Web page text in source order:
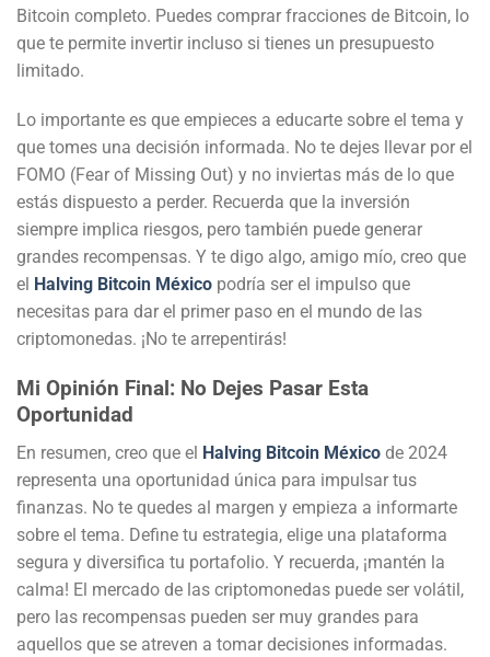
Bitcoin completo. Puedes comprar fracciones de Bitcoin, lo
que te permite invertir incluso si tienes un presupuesto
limitado.
Lo importante es que empieces a educarte sobre el tema y
que tomes una decisión informada. No te dejes llevar por el
FOMO (Fear of Missing Out) y no inviertas más de lo que
estás dispuesto a perder. Recuerda que la inversión
siempre implica riesgos, pero también puede generar
grandes recompensas. Y te digo algo, amigo mío, creo que
el Halving Bitcoin México podría ser el impulso que
necesitas para dar el primer paso en el mundo de las
criptomonedas. ¡No te arrepentirás!
Mi Opinión Final: No Dejes Pasar Esta
Oportunidad
En resumen, creo que el Halving Bitcoin México de 2024
representa una oportunidad única para impulsar tus
finanzas. No te quedes al margen y empieza a informarte
sobre el tema. Define tu estrategia, elige una plataforma
segura y diversifica tu portafolio. Y recuerda, ¡mantén la
calma! El mercado de las criptomonedas puede ser volátil,
pero las recompensas pueden ser muy grandes para
aquellos que se atreven a tomar decisiones informadas.